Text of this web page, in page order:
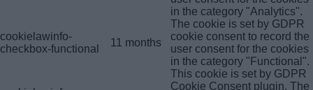
in the category "Analytics".
cookielawinfo-
checkbox-functional
11 months
The cookie is set by GDPR
cookie consent to record the
user consent for the cookies
in the category "Functional".
This cookie is set by GDPR
Cookie Consent plugin. The